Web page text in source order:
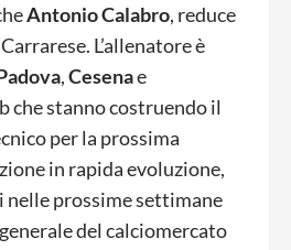
Antonio Calabro, reduce
L’allenatore è
,Cesenae
che stanno costruendo il
per la prossima
in rapida evoluzione,
nelle prossime settimane
del calciomercato